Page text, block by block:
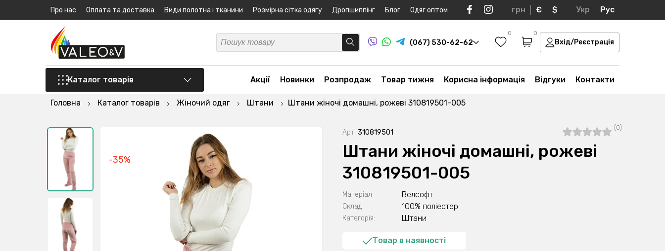
Про нас Оплата та доставка Види полотна і тканини Розмірна сітка одягу Дропшиппінг Блог Одяг оптом грн € $ Укр Рус
(067) 530-62-62
0 0
Вхід/Реєстрація
Каталог товарів Акції Новинки Розпродаж Товар тижня Корисна інформація Відгуки Контакти
Головна Каталог товарів Жіночий одяг Штани Штани жіночі домашні, рожеві 310819501-005
-35%
Арт. 310819501
(0)
Штани жіночі домашні, рожеві
310819501-005
Матеріал Велсофт
Склад 100% поліестер
Категорія: Штани
Товар в наявності